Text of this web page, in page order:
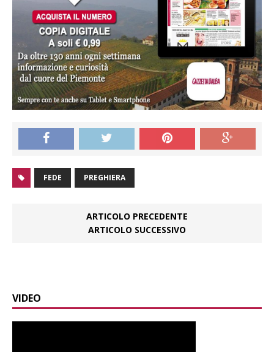
FEDE PREGHIERA
ARTICOLO PRECEDENTE
ARTICOLO SUCCESSIVO
VIDEO